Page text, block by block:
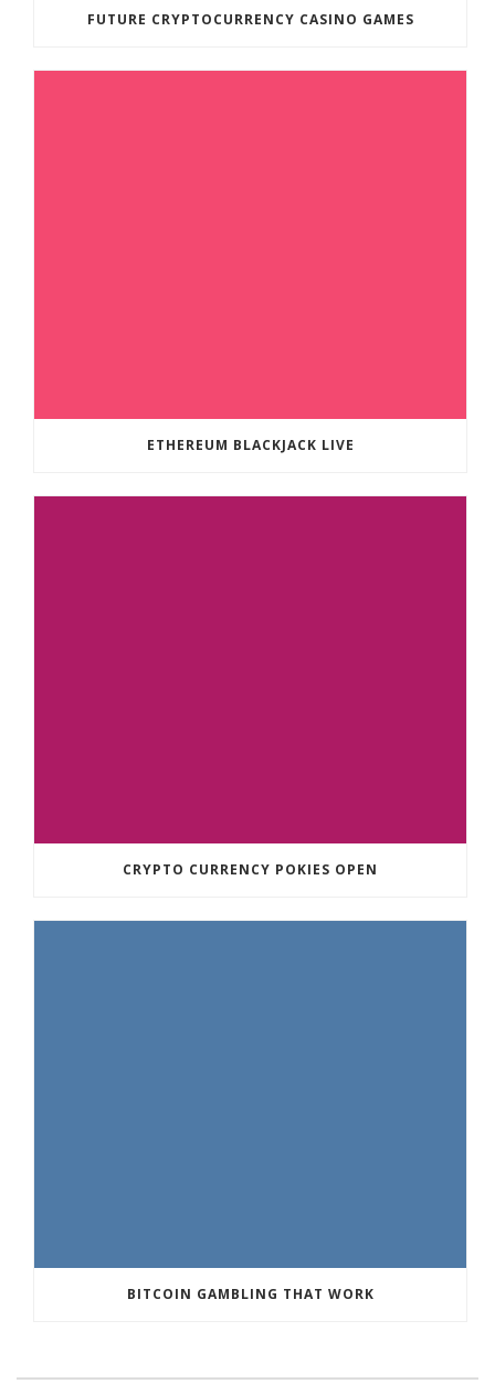
FUTURE CRYPTOCURRENCY CASINO GAMES
ETHEREUM BLACKJACK LIVE
CRYPTO CURRENCY POKIES OPEN
BITCOIN GAMBLING THAT WORK